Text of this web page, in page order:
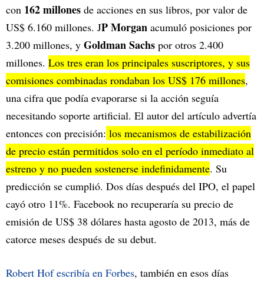
con 162 millones de acciones en sus libros, por valor de
US$ 6.160 millones. JP Morgan acumuló posiciones por
3.200 millones, y Goldman Sachs por otros 2.400
millones. Los tres eran los principales suscriptores, y sus
comisiones combinadas rondaban los US$ 176 millones,
una cifra que podía evaporarse si la acción seguía
necesitando soporte artificial. El autor del artículo advertía
entonces con precisión: los mecanismos de estabilización
de precio están permitidos solo en el período inmediato al
estreno y no pueden sostenerse indefinidamente. Su
predicción se cumplió. Dos días después del IPO, el papel
cayó otro 11%. Facebook no recuperaría su precio de
emisión de US$ 38 dólares hasta agosto de 2013, más de
catorce meses después de su debut.
Robert Hof escribía en Forbes, también en esos días